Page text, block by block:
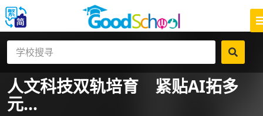
人文科技双轨培育 紧贴AI拓多
元...